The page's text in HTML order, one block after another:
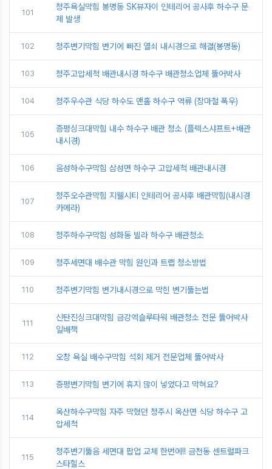
101
청주욕실막힘 봉명동 SK뷰자이 인테리어 공사후 하수구 문
제 발생
102 청주변기막힘 변기에 빠진 열쇠 내시경으로 해결(봉명동)
103 청주고압세척 배관내시경 하수구 배관청소업체 뚫어박사
104 청주우수관 식당 하수도 맨홀 하수구 역류 (장마철 폭우)
105
증평싱크대막힘 내수 하수구 배관 청소 (플렉스샤프트+배관
내시경)
106 음성하수구막힘 삼성면 하수구 고압세척 배관내시경
107
청주오수관막힘 지웰시티 인테리어 공사후 배관막힘(내시경
카메라)
108 청주하수구막힘 성화동 빌라 하수구 배관청소
109 청주세면대 배수관 막힘 원인과 트랩 청소방법
110 청주변기막힘 변기내시경으로 막힌 변기뚫는법
111
신탄진싱크대막힘 금강엑슬루타워 배관청소 전문 뚫어박사
일배책
112 오창 욕실 배수구막힘 석회 제거 전문업체 뚫어박사
113 증평변기막힘 변기에 휴지 많이 넣었다고 막혀요?
114
옥산하수구막힘 자주 막혔던 청주시 옥산면 식당 하수구 고
압세척
115
청주변기뚫음 세면대 팝업 교체 한번에!! 금천동 센트럴파크
스타힐스